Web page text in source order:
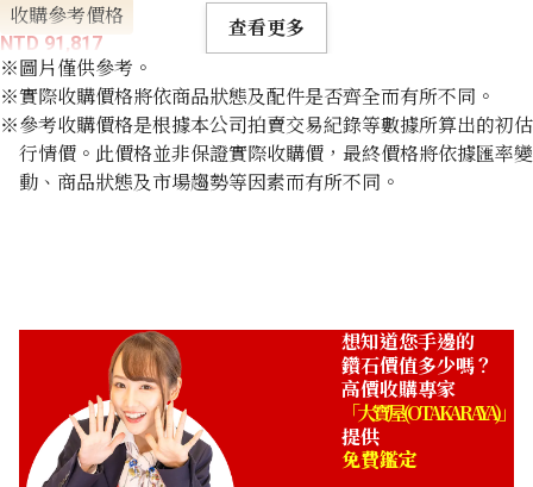
收購參考價格
NTD 91,817
查看更多
※圖片僅供參考。
※實際收購價格將依商品狀態及配件是否齊全而有所不同。
※參考收購價格是根據本公司拍賣交易紀錄等數據所算出的初估
行情價。此價格並非保證實際收購價，最終價格將依據匯率變
動、商品狀態及市場趨勢等因素而有所不同。
想知道您手邊的
鑽石價值多少嗎？
高價收購專家
「大寶屋 (OTAKARAYA)」
提供
免費鑑定